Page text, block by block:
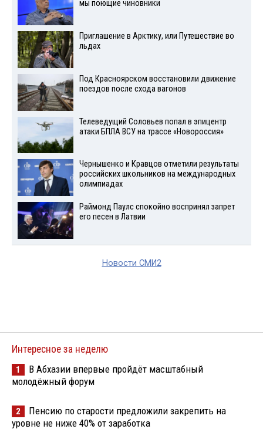
мы поющие чиновники
Приглашение в Арктику, или Путешествие во
льдах
Под Красноярском восстановили движение
поездов после схода вагонов
Телеведущий Соловьев попал в эпицентр
атаки БПЛА ВСУ на трассе «Новороссия»
Чернышенко и Кравцов отметили результаты
российских школьников на международных
олимпиадах
Раймонд Паулс спокойно воспринял запрет
его песен в Латвии
Новости СМИ2
Интересное за неделю
1
В Абхазии впервые пройдёт масштабный
молодёжный форум
2
Пенсию по старости предложили закрепить на
уровне не ниже 40% от заработка